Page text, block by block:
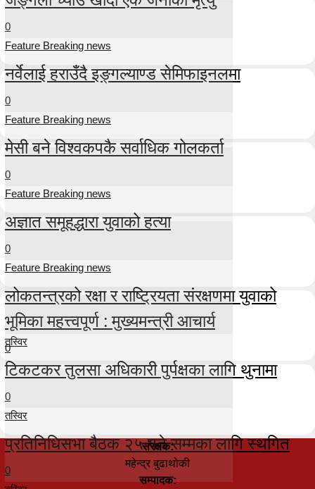
0
Feature Breaking news
नर्वेलाई हराउँदै इङ्गल्याण्ड सेमिफाइनलमा
0
Feature Breaking news
मेसी बने विश्वकपकै सर्वाधिक गोलकर्ता
0
Feature Breaking news
अज्ञात समूहद्धारा युवाको हत्या
0
Feature Breaking news
लोकतन्त्रको रक्षा र राष्ट्रियता संरक्षणमा युवाको
भूमिका महत्त्वपूर्ण : मुख्यमन्त्री आचार्य
0
तस्विर
टिकटकर तुलसा अधिकारी पुर्पक्षका लागि थुनामा
0
तस्विर
प्रतिनिधिसभा बैठक २५ गते सम्मका लागि स्थगित
0
संरक्षक:
महेन्द्र बुढाथोकी
सम्पादक: